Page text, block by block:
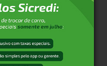
de quem
ou eliminar
site ou que